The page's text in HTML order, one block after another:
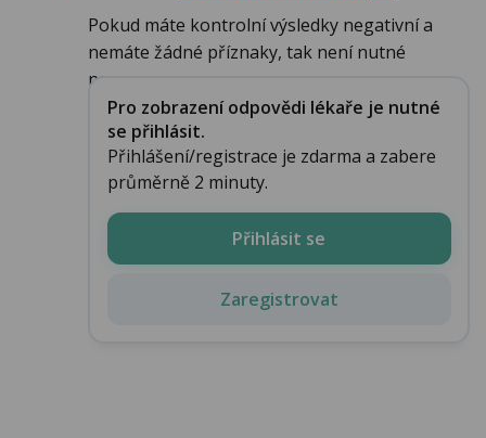
Pokud máte kontrolní výsledky negativní a
nemáte žádné příznaky, tak není nutné
nasazova...
Pro zobrazení odpovědi lékaře je nutné
se přihlásit.
Přihlášení/registrace je zdarma a zabere
průměrně 2 minuty.
Přihlásit se
Zaregistrovat